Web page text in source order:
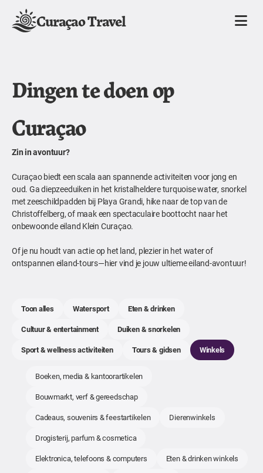
Curaçao Travel
Dingen te doen op
Curaçao
Zin in avontuur?
Curaçao biedt een scala aan spannende activiteiten voor jong en
oud. Ga diepzeeduiken in het kristalheldere turquoise water, snorkel
met zeeschildpadden bij Playa Grandi, hike naar de top van de
Christoffelberg, of maak een spectaculaire boottocht naar het
onbewoonde eiland Klein Curaçao.
Of je nu houdt van actie op het land, plezier in het water of
ontspannen eiland-tours—hier vind je jouw ultieme eiland-avontuur!
Toon alles Watersport
Eten & drinken
Cultuur & entertainment
Duiken & snorkelen
Sport & wellness activiteiten
Tours & gidsen Winkels
Boeken, media & kantoorartikelen
Bouwmarkt, verf & gereedschap
Cadeaus, souvenirs & feestartikelen
Dierenwinkels
Drogisterij, parfum & cosmetica
Elektronica, telefoons & computers
Eten & drinken winkels